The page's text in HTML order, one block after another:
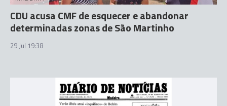
CDU acusa CMF de esquecer e abandonar
determinadas zonas de São Martinho
29 Jul 19:38